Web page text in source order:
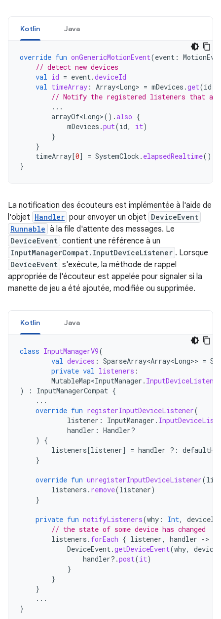
Kotlin Java
override fun onGenericMotionEvent(event :
// detect new devices
val id = event.deviceId
val timeArray : Array<Long> = mDevices .get(id
// Notify the registered listeners that a
...
arrayOf<Long>().also {
mDevices .put(id, it)
}
}
timeArray[0] = SystemClock . elapsedRealtime()
}
La notification des écouteurs est implémentée à l'aide de
l'objet Handler pour envoyer un objet DeviceEvent
Runnable à la file d'attente des messages. Le
DeviceEvent contient une référence à un
InputManagerCompat.InputDeviceListener . Lorsque
DeviceEvent s'exécute, la méthode de rappel
appropriée de l'écouteur est appelée pour signaler si la
manette de jeu a été ajoutée, modifiée ou supprimée.
Kotlin Java
class InputManagerV9(
val devices : SparseArray<Array<Long>> =
private val listeners :
MutableMap<InputManager . InputDeviceListener
)
: InputManagerCompat {
...
override fun registerInputDeviceListener(
listener : InputManager .
handler : Handler?
)
{
listeners[listener] = handler ?:
}
override fun unregisterInputDeviceListener(
listeners . remove(listener)
}
private fun notifyListeners(why : Int, deviceId
// the state of some device has changed
listeners . forEach { listener, handler -
DeviceEvent.getDeviceEvent(why,
handler?.post(it)
}
}
}
...
}